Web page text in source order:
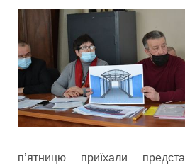
п’ятницю приїхали